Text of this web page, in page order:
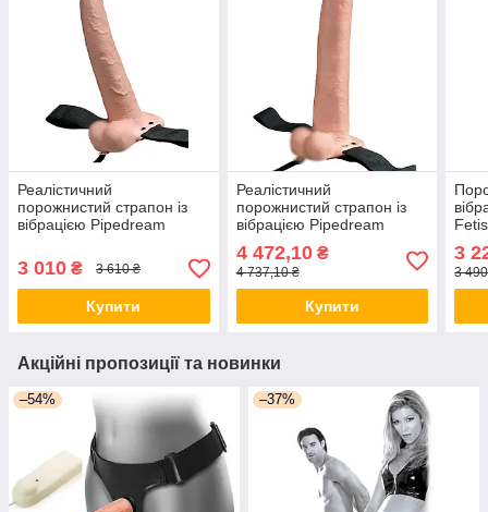
Реалістичний
порожнистий страпон із
вібрацією Pipedream
Rechargeable Strap-on
with Balls AIW Or1925
3 010 ₴ 3 610 ₴
Купити
Реалістичний
порожнистий страпон із
вібрацією Pipedream
Fetish Fantasy 11" Hollow
Rechargeable Strap-on
with Balls
4 472,10₴
4 737,10 ₴
Купити
Tan
3
3
Акційні пропозиції та новинки
–54% –37%